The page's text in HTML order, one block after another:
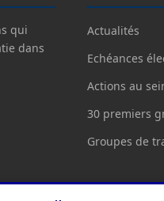
qui
dans
Actualités
Echéances
Actions au
30 premiers
Groupes de